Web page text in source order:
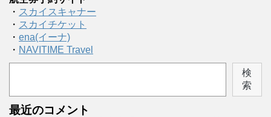
・ スカイスキャナー
・ スカイチケット
・ ena(イーナ)
・ NAVITIME Travel
検
索
最近のコメント